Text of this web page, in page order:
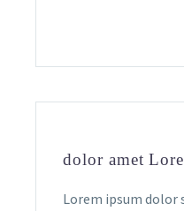
dolor amet
Lorem ipsum